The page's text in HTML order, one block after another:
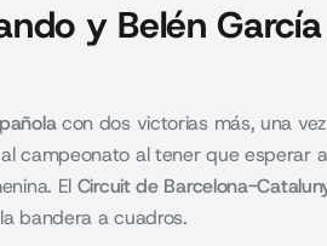
y Belén
con dos victorias más, una
campeonato al tener que esperar
El Circuit de Barcelona-
bandera a cuadros.